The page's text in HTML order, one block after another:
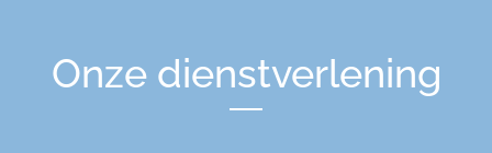
Onze dienstverlening